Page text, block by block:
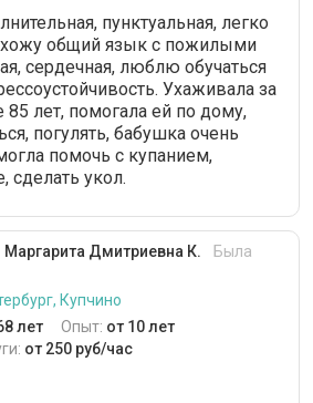
пунктуальная, легко
общий язык с пожилыми
сердечная, люблю обучаться
Ухаживала за
лет, помогала ей по дому,
погулять, бабушка очень
помочь с купанием,
сделать укол.
Маргарита Дмитриевна К.
Была
Купчино
лет Опыт: от 10 лет
от 250 руб/час